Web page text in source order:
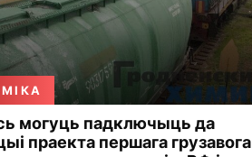
могуць падключыць да
праекта першага грузавога